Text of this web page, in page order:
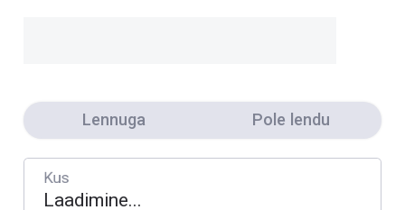
Lennuga Pole lendu
Kus